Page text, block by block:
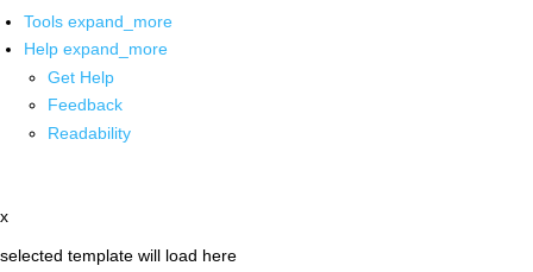
Tools expand_more
Help expand_more
Get Help
Feedback
Readability
x
selected template will load here